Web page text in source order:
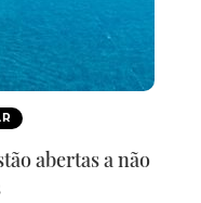
abertas a não